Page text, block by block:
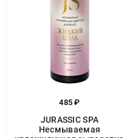
485 ₽
JURASSIC SPA
Несмываемая